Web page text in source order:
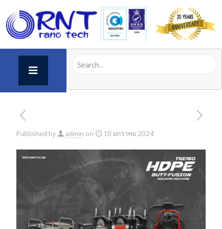
Published by admin on 10 มกราคม 2024